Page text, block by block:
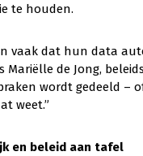
te houden.
vaak dat hun data
Mariëlle de Jong,
wordt gedeeld –
weet.”
en beleid aan tafel